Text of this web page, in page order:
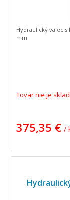
Tovar nie je
375,35 € /
Hydraulický valec s
mm